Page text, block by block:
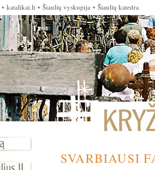
▪ katalikai.lt ▪ Šiaulių vyskupija ▪ Šiaulių katedra
SVARBIAUSI